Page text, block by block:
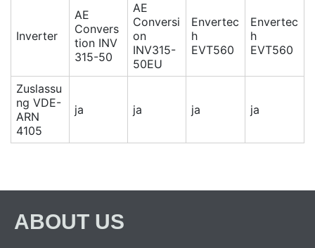
Inverter
AE
Convers
tion INV
315-50
AE
Conversi
on
INV315-
50EU
Envertec
h
EVT560
Envertec
h
EVT560
Zuslassu
ng VDE-
ARN
4105
ja ja ja ja
ABOUT US